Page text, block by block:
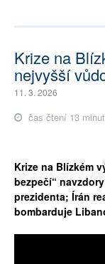
Krize na
nejvyšší
11. 3. 2026
čas čtení 13 minut
Krize na Blízkém
bezpečí“
prezidenta; Írán
bombarduje